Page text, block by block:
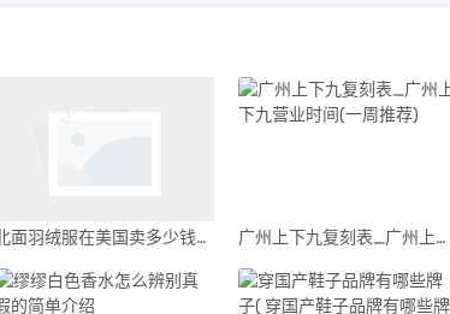
北面羽绒服在美国卖多少钱曝光,在美国北面羽绒服价格分类 广州上下九复刻表_广州上下九营业时间(一周推荐)